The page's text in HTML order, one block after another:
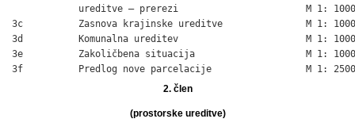
            ureditve – prerezi                       M 1: 1000
3c          Zasnova krajinske ureditve               M 1: 1000
3d          Komunalna ureditev                       M 1: 1000
3e          Zakoličbena situacija                    M 1: 1000
3f          Predlog nove parcelacije                 M 1: 2500
2. člen
(prostorske ureditve)